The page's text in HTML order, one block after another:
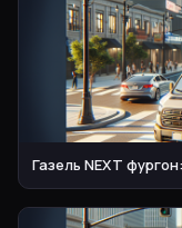
Газель NEXT